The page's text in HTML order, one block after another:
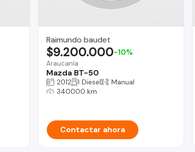
Raimundo baudet
Araucanía
Mazda BT-50
$9.200.000-10%
2012 Diesel
Manual
340000 km
Contactar ahora